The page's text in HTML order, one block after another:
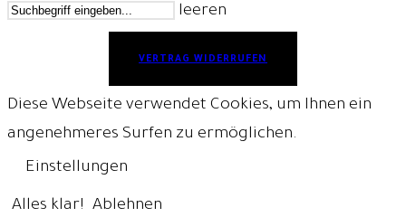
leeren
VERTRAG WIDERRUFEN
Diese Webseite verwendet Cookies, um Ihnen ein
angenehmeres Surfen zu ermöglichen.
Einstellungen
Alles klar! Ablehnen